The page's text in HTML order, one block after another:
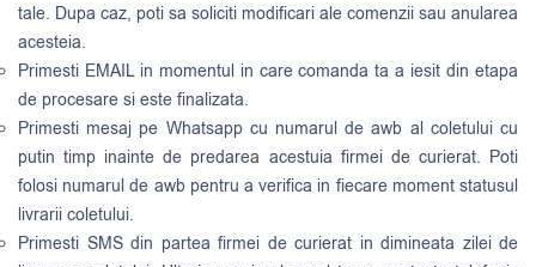
tale. Dupa caz, poti sa soliciti modificari ale comenzii sau anularea
acesteia.
Primesti EMAIL in momentul in care comanda ta a iesit din etapa
de procesare si este finalizata.
Primesti mesaj pe Whatsapp cu numarul de awb al coletului cu
putin timp inainte de predarea acestuia firmei de curierat. Poti
folosi numarul de awb pentru a verifica in fiecare moment statusul
livrarii coletului.
Primesti SMS din partea firmei de curierat in dimineata zilei de